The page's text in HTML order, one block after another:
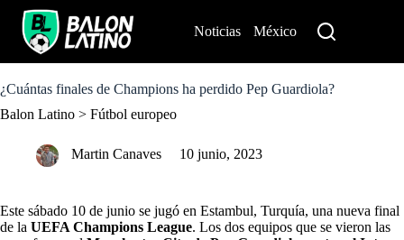
o
o
Noticias México
¿Cuántas finales de Champions ha perdido Pep Guardiola?
Balon Latino > Fútbol europeo
Martin Canaves 10 junio, 2023
Este sábado 10 de junio se jugó en Estambul, Turquía, una nueva final
de la UEFA Champions League. Los dos equipos que se vieron las